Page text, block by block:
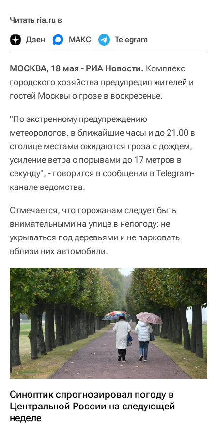
Читать ria.ru в
Дзен МАКС Telegram
МОСКВА, 18 мая - РИА Новости. Комплекс
городского хозяйства предупредил жителей и
гостей Москвы о грозе в воскресенье.
"По экстренному предупреждению
метеорологов, в ближайшие часы и до 21.00 в
столице местами ожидаются гроза с дождем,
усиление ветра с порывами до 17 метров в
секунду", - говорится в сообщении в Telegram-
канале ведомства.
Отмечается, что горожанам следует быть
внимательными на улице в непогоду: не
укрываться под деревьями и не парковать
вблизи них автомобили.
Синоптик спрогнозировал погоду в
Центральной России на следующей
неделе